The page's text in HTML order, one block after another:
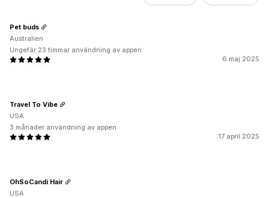
6 maj 2025
Pet buds
Australien
Ungefär 23 timmar användning av appen
17 april 2025
Travel To Vibe
USA
3 månader användning av appen
OhSoCandi Hair
USA